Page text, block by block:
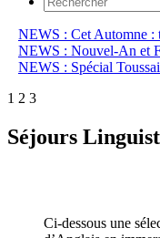
NEWS : Cet Automne :
NEWS : Nouvel-An et
NEWS : Spécial
1 2 3
Séjours
Ci-dessous une